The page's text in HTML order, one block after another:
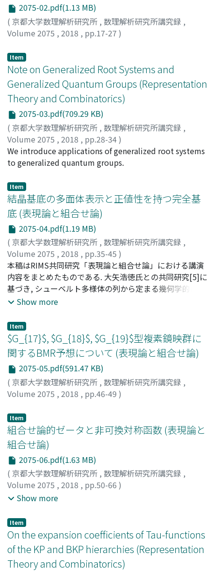
2075-02.pdf(1.13 MB)
( 京都大学数理解析研究所 , 数理解析研究所講究録 ,
Volume 2075 , 2018 , pp.17-27 )
Item
Note on Generalized Root Systems and
Generalized Quantum Groups (Representation
Theory and Combinatorics)
2075-03.pdf(709.29 KB)
( 京都大学数理解析研究所 , 数理解析研究所講究録 ,
Volume 2075 , 2018 , pp.28-34)
Yamane, Hiroyuki;山根, 宏之;ヤマネ, ヒロユキ
We introduce applications of generalized root systems
to generalized quantum groups.
Item
結晶基底の多面体表示と正値性を持つ完全基
底 (表現論と組合せ論)
2075-04.pdf(1.19 MB)
( 京都大学数理解析研究所 , 数理解析研究所講究録 ,
Volume 2075 , 2018 , pp.35-45 )
藤田, 直樹;Fujita, Naoki;フジタ, ナオキ
本稿はRIMS共同研究「表現論と組合せ論」における講演
内容をまとめたものである. 大矢浩徳氏との共同研究[5]に
基づき, シューベルト多様体の列から定まる幾何学的に自
然な付値と結晶基底の多面体表示の間の関係について解説
Show more
Item
$G_{17}$, $G_{18}$, $G_{19}$型複素鏡映群に
関するBMR予想について (表現論と組合せ論)
2075-05.pdf(591.47 KB)
( 京都大学数理解析研究所 , 数理解析研究所講究録 ,
Volume 2075 , 2018 , pp.46-49 )
Item
組合せ論的ゼータと非可換対称函数 (表現論と
組合せ論)
2075-06.pdf(1.63 MB)
( 京都大学数理解析研究所 , 数理解析研究所講究録 ,
Volume 2075 , 2018 , pp.50-66 )
三橋, 秀生;森田, 英章
デアキ
Show more
Item
On the expansion coefficients of Tau-functions
of the KP and BKP hierarchies (Representation
Theory and Combinatorics)